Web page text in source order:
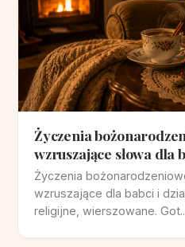
Życzenia
wzruszające słowa dla
Życzenia
wzruszające dla babci i
religijne, wierszowane.